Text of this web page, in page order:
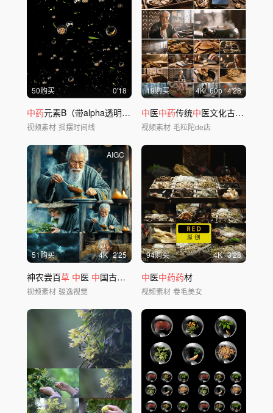
50购买 0'18
中药元素B（带alpha透明通道）
视频素材 摇摆时间线
19购买 4K 60p 4'28
中医中药传统中医文化古代郎
视频素材 毛粒陀de店
AIGC
51购买 4K 2'25
神农尝百草 中医 中国古代神话 神话故事
视频素材 骏逸视觉
94购买 4K 3'28
中医中药药材
视频素材 卷毛美女